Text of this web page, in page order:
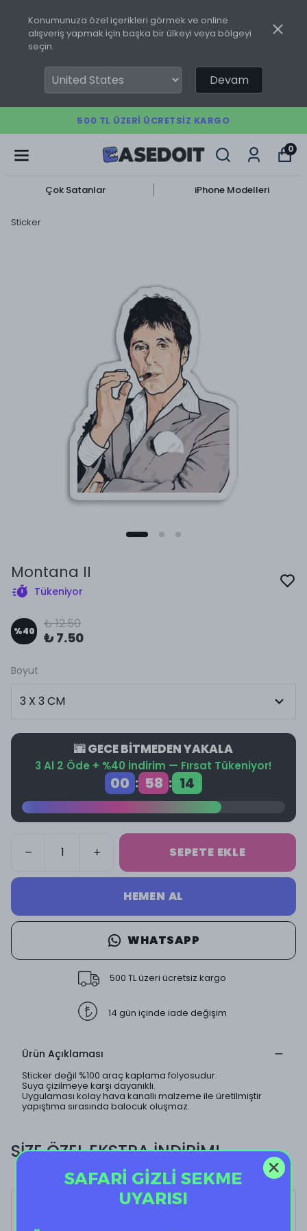
Konumunuza özel içerikleri görmek ve online
alışveriş yapmak için başka bir ülkeyi veya bölgeyi
seçin.
Devam
500 TL ÜZERI ÜCRETSIZ KARGO
0
Çok Satanlar iPhone Modelleri
Sticker
Montana II
Tükeniyor
%40 ₺ 12.50
₺ 7.50
Boyut
🌆 GECE BİTMEDEN YAKALA
3 Al 2 Öde + %40 İndirim — Fırsat Tükeniyor!
00 : 58 : 13
SEPETE EKLE
HEMEN AL
WHATSAPP
500 TL üzeri ücretsiz kargo
14 gün içinde iade değişim
Ürün Açıklaması
Sticker değil %100 araç kaplama folyosudur.
Suya çizilmeye karşı dayanıklı.
Uygulaması kolay hava kanallı malzeme ile üretilmiştir
yapıştıma sırasında balocuk oluşmaz.
SİZE ÖZEL EKSTRA İNDİRİM!
SAFARİ GİZLİ SEKME
UYARISI